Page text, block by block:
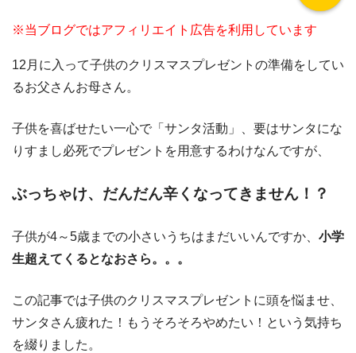
※当ブログではアフィリエイト広告を利用しています
12月に入って子供のクリスマスプレゼントの準備をしてい
るお父さんお母さん。
子供を喜ばせたい一心で「サンタ活動」、要はサンタにな
りすまし必死でプレゼントを用意するわけなんですが、
ぶっちゃけ、だんだん辛くなってきません！？
子供が4～5歳までの小さいうちはまだいいんですか、 小学
生超えてくるとなおさら。。。
この記事では子供のクリスマスプレゼントに頭を悩ませ、
サンタさん疲れた！もうそろそろやめたい！という気持ち
を綴りました。